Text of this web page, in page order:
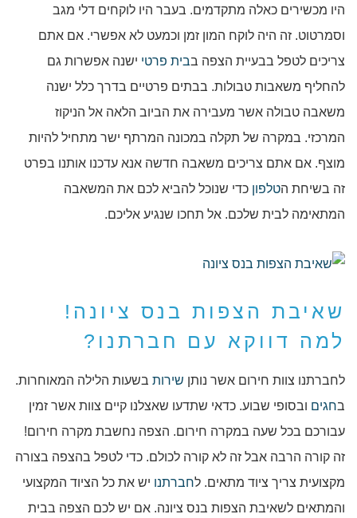
היו מכשירים כאלה מתקדמים. בעבר היו לוקחים דלי מגב
וסמרטוט. זה היה לוקח המון זמן וכמעט לא אפשרי. אם אתם
צריכים לטפל בבעיית הצפה בבית פרטי ישנה אפשרות גם
להחליף משאבות טבולות. בבתים פרטיים בדרך כלל ישנה
משאבה טבולה אשר מעבירה את הביוב הלאה אל הניקוז
המרכזי. במקרה של תקלה במכונה המרתף ישר מתחיל להיות
מוצף. אם אתם צריכים משאבה חדשה אנא עדכנו אותנו בפרט
זה בשיחת הטלפון כדי שנוכל להביא לכם את המשאבה
המתאימה לבית שלכם. אל תחכו שנגיע אליכם.
שאיבת הצפות בנס ציונה!
למה דווקא עם חברתנו?
לחברתנו צוות חירום אשר נותן שירות בשעות הלילה המאוחרות.
בחגים ובסופי שבוע. כדאי שתדעו שאצלנו קיים צוות אשר זמין
עבורכם בכל שעה במקרה חירום. הצפה נחשבת מקרה חירום!
זה קורה הרבה אבל זה לא קורה לכולם. כדי לטפל בהצפה בצורה
מקצועית צריך ציוד מתאים. לחברתנו יש את כל הציוד המקצועי
והמתאים לשאיבת הצפות בנס ציונה. אם יש לכם הצפה בבית